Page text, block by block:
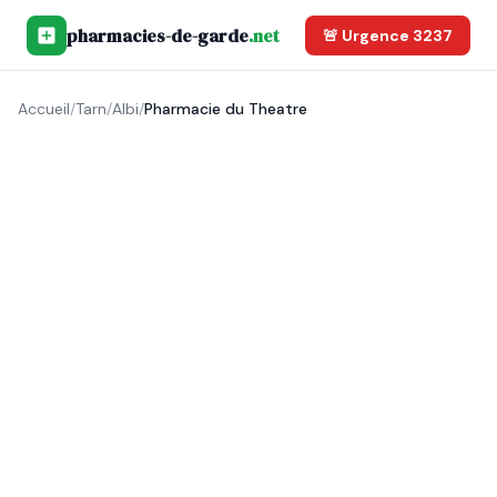
pharmacies-de-garde.net 🚨 Urgence 3237
Accueil/Tarn/Albi/Pharmacie du Theatre